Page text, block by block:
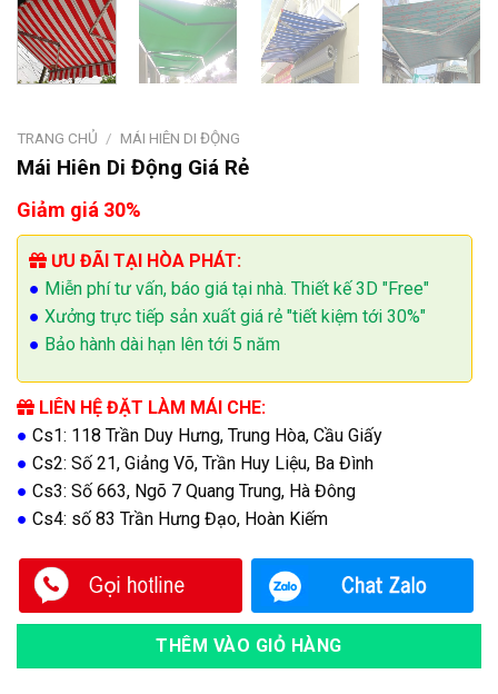
TRANG CHỦ / MÁI HIÊN DI ĐỘNG
Mái Hiên Di Động Giá Rẻ
Giảm giá 30%
ƯU ĐÃI TẠI HÒA PHÁT:
● Miễn phí tư vấn, báo giá tại nhà. Thiết kế 3D "Free"
● Xưởng trực tiếp sản xuất giá rẻ "tiết kiệm tới 30%"
● Bảo hành dài hạn lên tới 5 năm
LIÊN HỆ ĐẶT LÀM MÁI CHE:
● Cs1: 118 Trần Duy Hưng, Trung Hòa, Cầu Giấy
● Cs2: Số 21, Giảng Võ, Trần Huy Liệu, Ba Đình
● Cs3: Số 663, Ngõ 7 Quang Trung, Hà Đông
● Cs4: số 83 Trần Hưng Đạo, Hoàn Kiếm
THÊM VÀO GIỎ HÀNG